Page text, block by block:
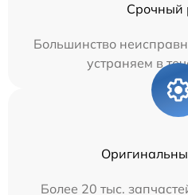
Срочный
Большинство
устраняем в
Более 20 тыс.